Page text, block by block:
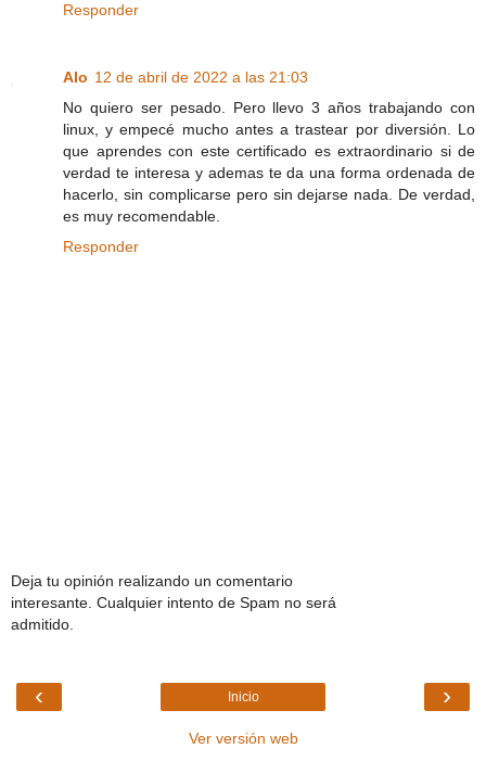
Responder
Alo 12 de abril de 2022 a las 21:03
No quiero ser pesado. Pero llevo 3 años trabajando con
linux, y empecé mucho antes a trastear por diversión. Lo
que aprendes con este certificado es extraordinario si de
verdad te interesa y ademas te da una forma ordenada de
hacerlo, sin complicarse pero sin dejarse nada. De verdad,
es muy recomendable.
Responder
Deja tu opinión realizando un comentario
interesante. Cualquier intento de Spam no será
admitido.
‹ ›
Inicio
Ver versión web